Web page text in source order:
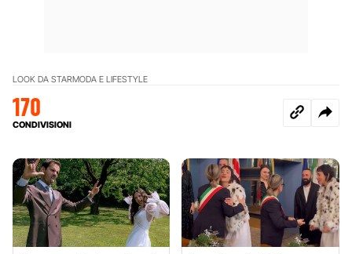
LOOK DA STARMODA E LIFESTYLE
170
CONDIVISIONI